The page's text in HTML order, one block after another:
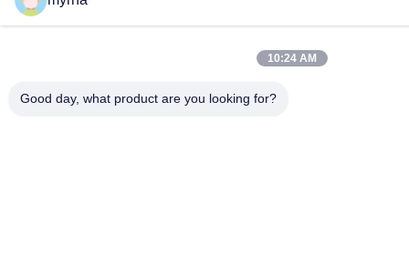
10:24 AM
Good day, what product are you looking for?